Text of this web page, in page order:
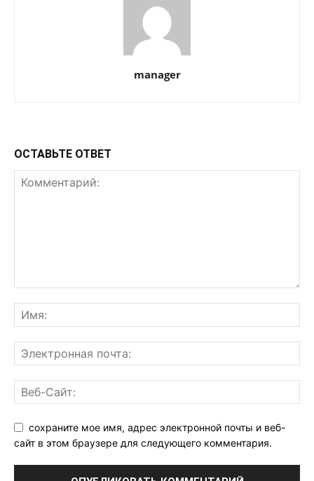
manager
ОСТАВЬТЕ ОТВЕТ
сохраните мое имя, адрес электронной почты и веб-
сайт в этом браузере для следующего комментария.